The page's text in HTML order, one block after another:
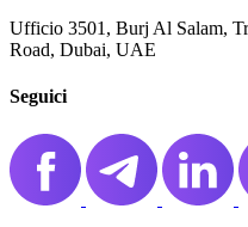
Ufficio 3501, Burj Al Salam,
Road, Dubai, UAE
Seguici